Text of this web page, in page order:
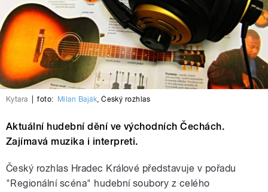
Kytara foto: Milan Baják,Český rozhlas
Aktuální hudební dění ve východních Čechách.
Zajímavá muzika i interpreti.
Český rozhlas Hradec Králové představuje v pořadu
"Regionální scéna" hudební soubory z celého